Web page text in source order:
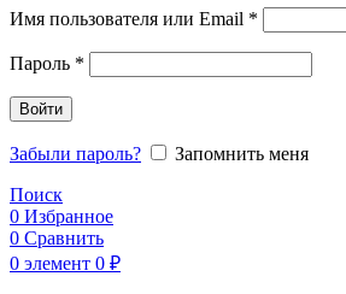
Имя пользователя или Email *
Пароль *
Войти
Забыли пароль?
Запомнить меня
Поиск
0 Избранное
0 Сравнить
0 элемент 0 ₽